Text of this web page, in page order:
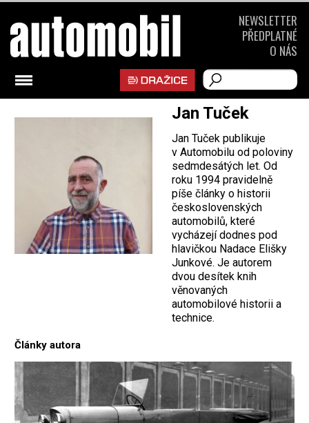
Jan Tuček
Jan Tuček publikuje
v Automobilu od poloviny
sedmdesátých let. Od
roku 1994 pravidelně
píše články o historii
československých
automobilů, které
vycházejí dodnes pod
hlavičkou Nadace Elišky
Junkové. Je autorem
dvou desítek knih
věnovaných
automobilové historii a
technice.
Články autora
NEWSLETTER
PŘEDPLATNÉ
O NÁS